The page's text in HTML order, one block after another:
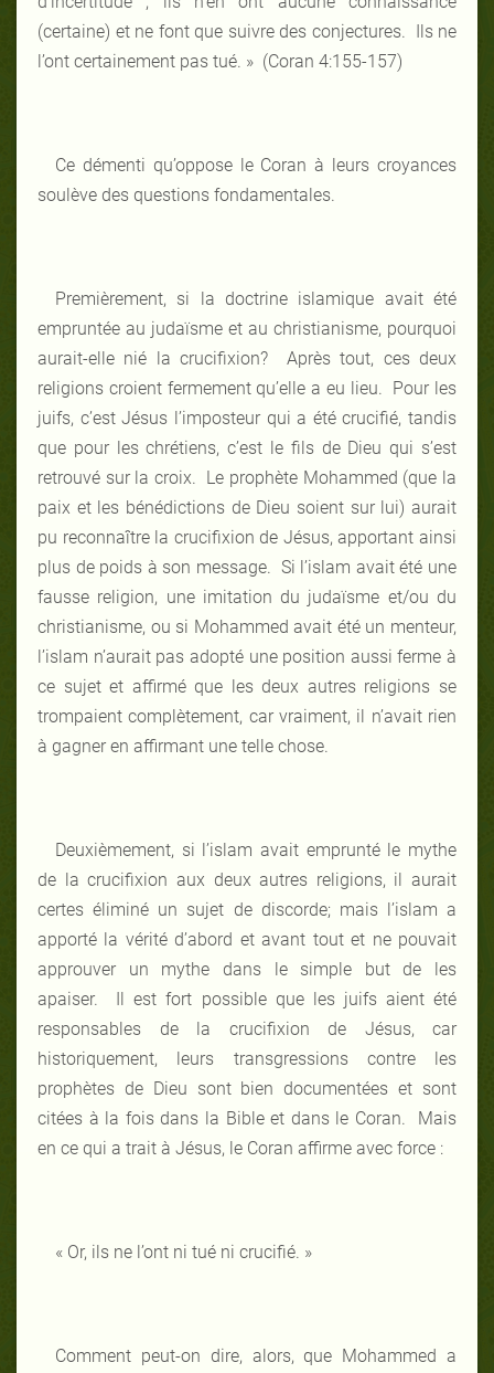
(certaine) et ne font que suivre des conjectures. Ils ne
l’ont certainement pas tué. » (Coran 4:155-157)
Ce démenti qu’oppose le Coran à leurs croyances
soulève des questions fondamentales.
Premièrement, si la doctrine islamique avait été
empruntée au judaïsme et au christianisme, pourquoi
aurait-elle nié la crucifixion? Après tout, ces deux
religions croient fermement qu’elle a eu lieu. Pour les
juifs, c’est Jésus l’imposteur qui a été crucifié, tandis
que pour les chrétiens, c’est le fils de Dieu qui s’est
retrouvé sur la croix. Le prophète Mohammed (que la
paix et les bénédictions de Dieu soient sur lui) aurait
pu reconnaître la crucifixion de Jésus, apportant ainsi
plus de poids à son message. Si l’islam avait été une
fausse religion, une imitation du judaïsme et/ou du
christianisme, ou si Mohammed avait été un menteur,
l’islam n’aurait pas adopté une position aussi ferme à
ce sujet et affirmé que les deux autres religions se
trompaient complètement, car vraiment, il n’avait rien
à gagner en affirmant une telle chose.
Deuxièmement, si l’islam avait emprunté le mythe
de la crucifixion aux deux autres religions, il aurait
certes éliminé un sujet de discorde; mais l’islam a
apporté la vérité d’abord et avant tout et ne pouvait
approuver un mythe dans le simple but de les
apaiser. Il est fort possible que les juifs aient été
responsables de la crucifixion de Jésus, car
historiquement, leurs transgressions contre les
prophètes de Dieu sont bien documentées et sont
citées à la fois dans la Bible et dans le Coran. Mais
en ce qui a trait à Jésus, le Coran affirme avec force :
« Or, ils ne l’ont ni tué ni crucifié. »
Comment peut-on dire, alors, que Mohammed a